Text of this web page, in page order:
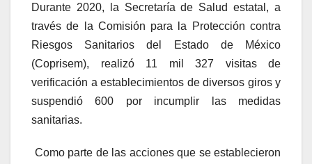
Durante 2020, la Secretaría de Salud estatal, a
través de la Comisión para la Protección contra
Riesgos Sanitarios del Estado de México
(Coprisem), realizó 11 mil 327 visitas de
verificación a establecimientos de diversos giros y
suspendió 600 por incumplir las medidas
sanitarias.
Como parte de las acciones que se establecieron